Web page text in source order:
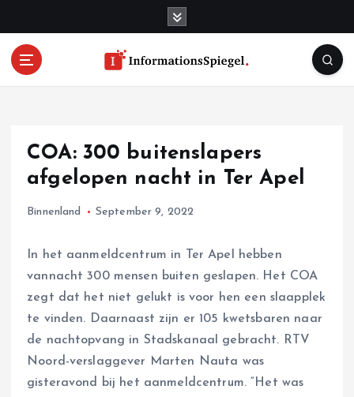
COA: 300 buitenslapers
afgelopen nacht in Ter Apel
Binnenland September 9, 2022
In het aanmeldcentrum in Ter Apel hebben
vannacht 300 mensen buiten geslapen. Het COA
zegt dat het niet gelukt is voor hen een slaapplek
te vinden. Daarnaast zijn er 105 kwetsbaren naar
de nachtopvang in Stadskanaal gebracht. RTV
Noord-verslaggever Marten Nauta was
gisteravond bij het aanmeldcentrum. “Het was